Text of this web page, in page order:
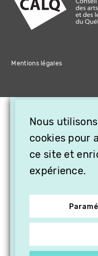
Mentions légales
Nous
cookies pour
ce site et
expérience.
CADEAU,